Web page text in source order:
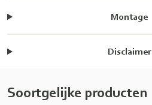
Montage
Disclaimer
Soortgelijke producten